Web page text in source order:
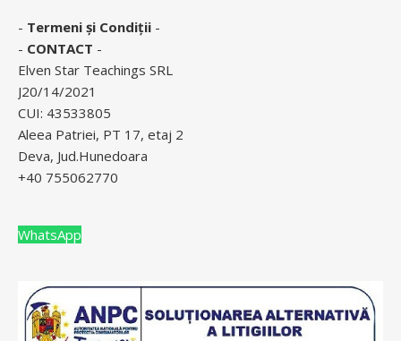
- Termeni și Condiții -
- CONTACT -
Elven Star Teachings SRL
J20/14/2021
CUI: 43533805
Aleea Patriei, PT 17, etaj 2
Deva, Jud.Hunedoara
+40 755062770
WhatsApp